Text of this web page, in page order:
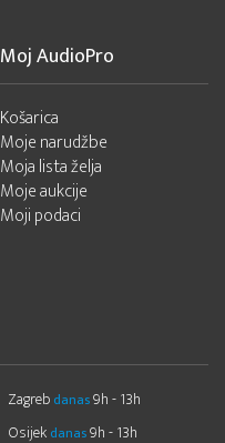
Moj AudioPro
Košarica
Moje narudžbe
Moja lista želja
Moje aukcije
Moji podaci
Zagreb danas9h - 13h
Osijek danas9h - 13h